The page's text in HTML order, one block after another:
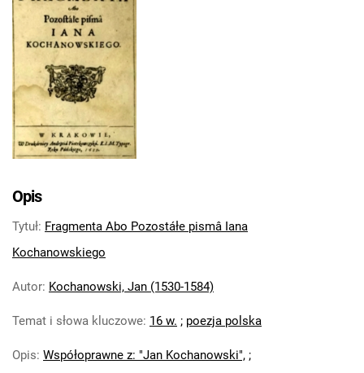
Opis
Tytuł: Fragmenta Abo Pozostáłe pismâ Iana
Kochanowskiego
Autor: Kochanowski, Jan (1530-1584)
Temat i słowa kluczowe: 16 w. ; poezja polska
Opis: Współoprawne z: "Jan Kochanowski", ;